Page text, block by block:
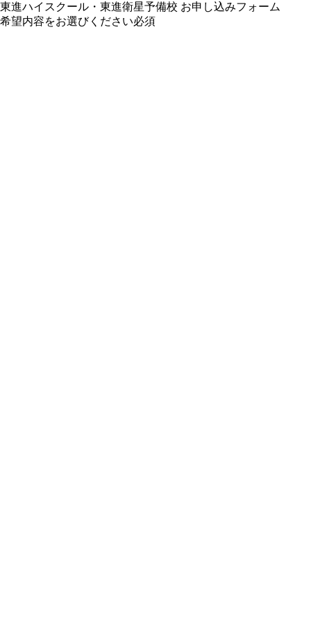
東進ハイスクール・東進衛星予備校 お申し込みフォーム
希望内容をお選びください必須